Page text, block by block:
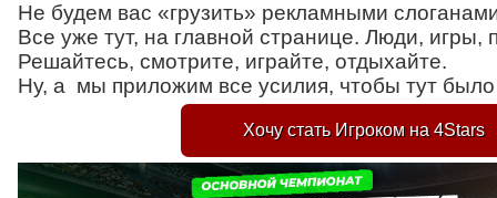
Не будем вас «грузить» рекламными
Все уже тут, на главной странице. Люди,
Решайтесь, смотрите, играйте, отдыхайте.
Ну, а мы приложим все усилия, чтобы тут
Хочу стать Игроком на 4Stars